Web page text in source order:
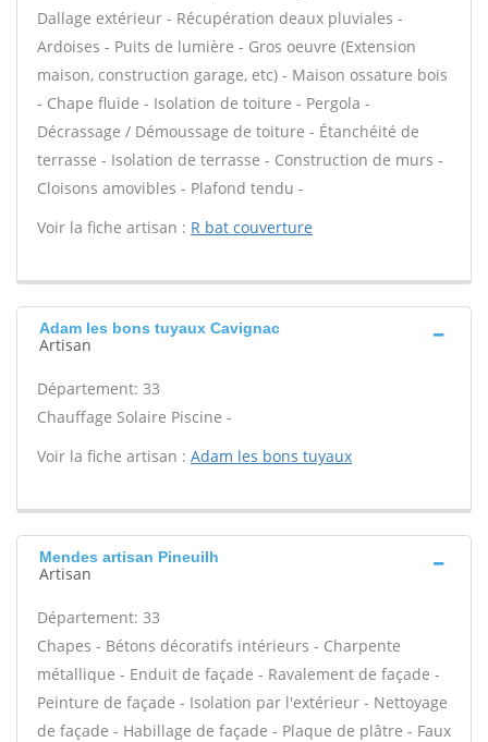
Dallage extérieur - Récupération deaux pluviales -
Ardoises - Puits de lumière - Gros oeuvre (Extension
maison, construction garage, etc) - Maison ossature bois
- Chape fluide - Isolation de toiture - Pergola -
Décrassage / Démoussage de toiture - Étanchéité de
terrasse - Isolation de terrasse - Construction de murs -
Cloisons amovibles - Plafond tendu -
Voir la fiche artisan : R bat couverture
Adam les bons tuyaux Cavignac
Artisan
Département: 33
Chauffage Solaire Piscine -
Voir la fiche artisan : Adam les bons tuyaux
Mendes artisan Pineuilh
Artisan
Département: 33
Chapes - Bétons décoratifs intérieurs - Charpente
métallique - Enduit de façade - Ravalement de façade -
Peinture de façade - Isolation par l'extérieur - Nettoyage
de façade - Habillage de façade - Plaque de plâtre - Faux